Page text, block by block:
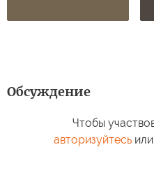
Обсуждение
Чтобы
авторизуйтесьили